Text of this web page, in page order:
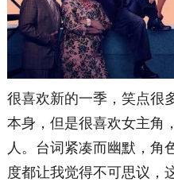
很喜欢新的一季，笑点很
本身，但是很喜欢女主角
人。台词紧凑而幽默，角
度都让我觉得不可思议，